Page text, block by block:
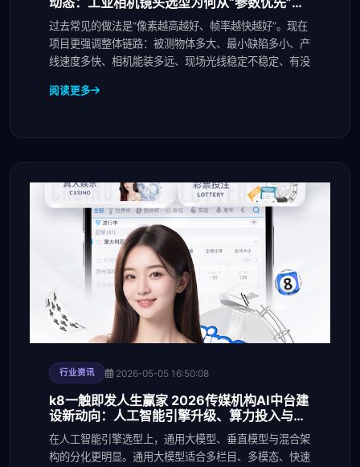
向“场景匹配”
过去常见的做法是“像素越高越好、帧率越快越好”。现在
项目更强调整体链路：被测物体多大、最小缺陷多小、产
线速度多快、相机能装多远、现场光线稳定不稳定、有没
阅读更多
行业资讯 2026-05-05 16:50:08
k8一触即发人生赢家 2026传媒机构AI中台建
设新动向：人工智能引擎升级、算力投入与运
营机制变化
在人工智能引擎选型上，通用大模型、垂直模型与混合架
构的分化更明显。通用大模型适合多栏目、多模态、快速